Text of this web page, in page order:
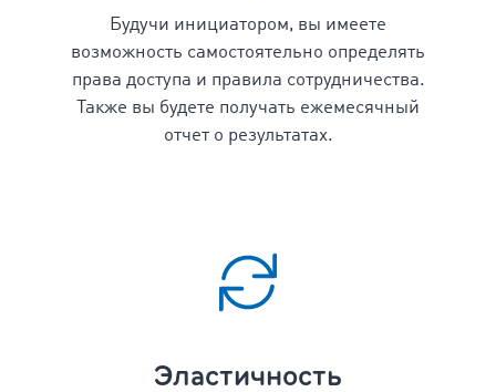
Будучи инициатором, вы имеете
возможность самостоятельно определять
права доступа и правила сотрудничества.
Также вы будете получать ежемесячный
отчет о результатах.
Эластичность